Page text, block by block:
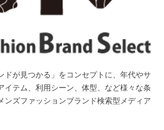
ドが見つかる」をコンセプトに、年代やサ
イテム、利用シーン、体型、など様々な条
ンズファッションブランド検索型メディア